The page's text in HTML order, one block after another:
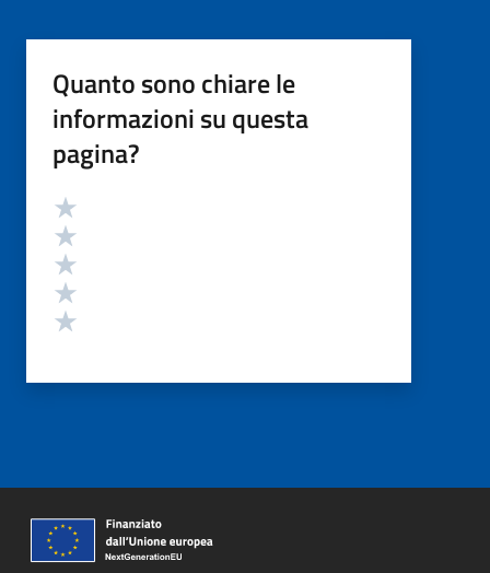
Quanto sono chiare le
informazioni su questa
pagina?
Valutazione